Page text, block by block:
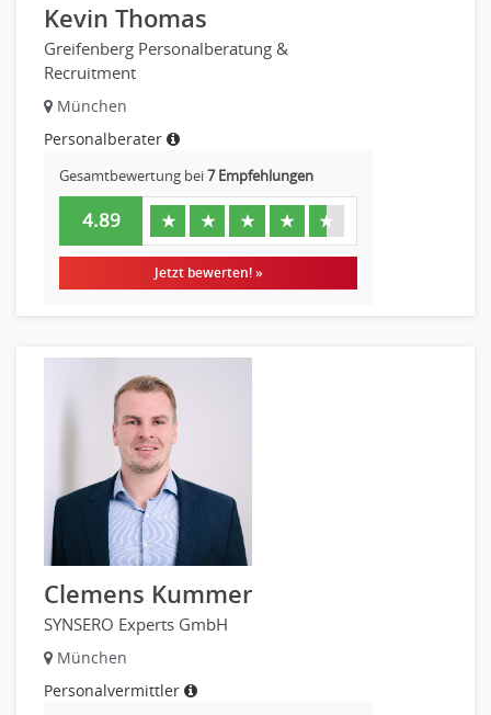
Kevin Thomas
Greifenberg Personalberatung &
Recruitment
München
Personalberater
Gesamtbewertung bei7 Empfehlungen
4.89 ★ ★ ★ ★ ★
Jetzt bewerten! »
Clemens Kummer
SYNSERO Experts GmbH
München
Personalvermittler